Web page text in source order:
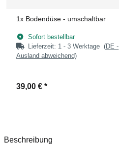
1x Bodendüse - umschaltbar
Sofort bestellbar
Lieferzeit: 1 - 3 Werktage(DE -
Ausland abweichend)
39,00 € *
Beschreibung